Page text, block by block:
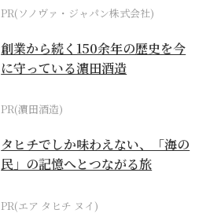
PR(ソノヴァ・ジャパン株式会社)
創業から続く150余年の歴史を今
に守っている濵田酒造
PR(濵田酒造)
タヒチでしか味わえない、「海の
民」の記憶へとつながる旅
PR(エア タヒチ ヌイ)